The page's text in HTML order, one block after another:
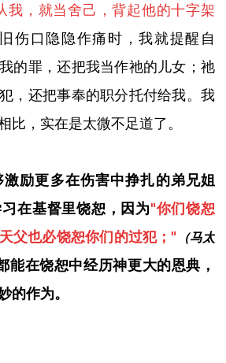
我，就当舍己，背起他的十字架
伤口隐隐作痛时，我就提醒自
的罪，还把我当作祂的儿女；祂
，还把事奉的职分托付给我。我
比，实在是太微不足道了。
励更多在伤害中挣扎的弟兄姐
在基督里饶恕，因为"你们饶恕
父也必饶恕你们的过犯； " （马太
能在饶恕中经历神更大的恩典，
的作为。